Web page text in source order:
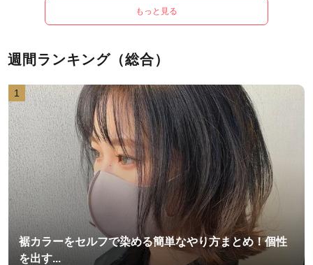
もっと見る
週間ランキング（総合）
1
裾カラーをセルフで染める簡単なやり方まとめ！個性
を出す...